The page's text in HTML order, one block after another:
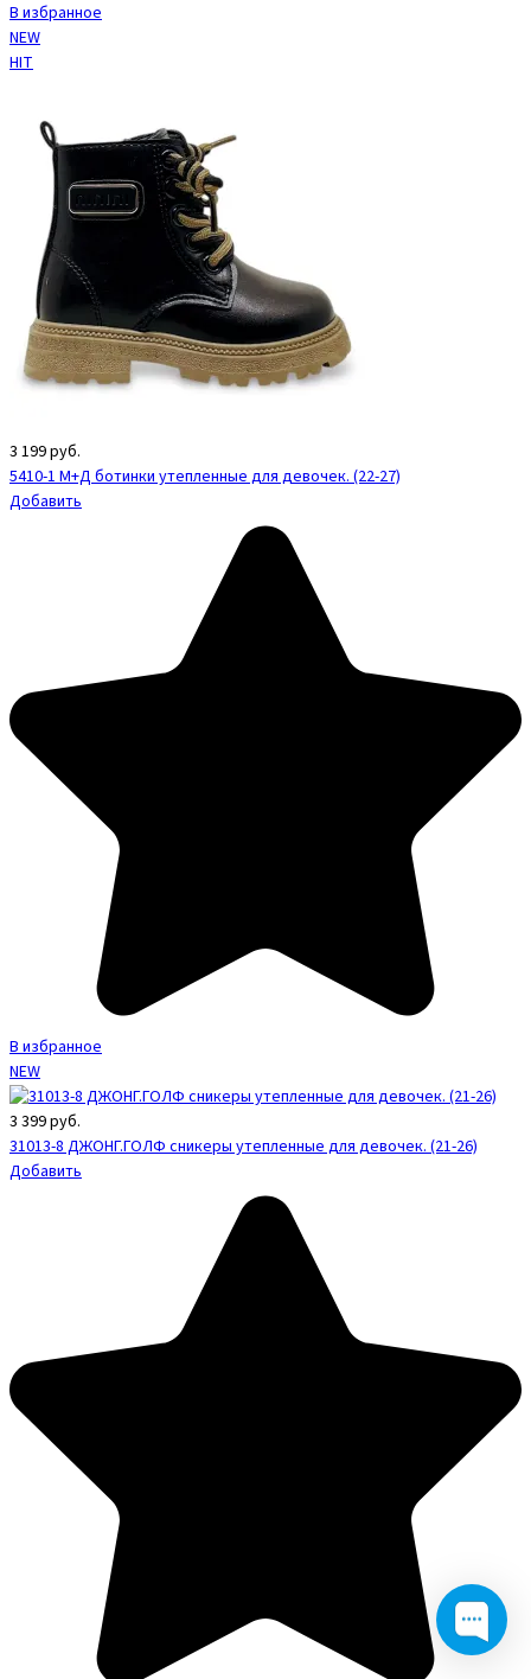
В избранное
NEW
HIT
3 199руб.
5410-1 М+Д ботинки утепленные для девочек. (22-27)
Добавить
В избранное
NEW
3 399руб.
31013-8 ДЖОНГ.ГОЛФ сникеры утепленные для девочек. (21-26)
Добавить